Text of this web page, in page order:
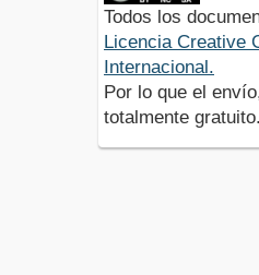
Todos los
Licencia Creative
Internacional.
Por lo que el
totalmente gratuito.